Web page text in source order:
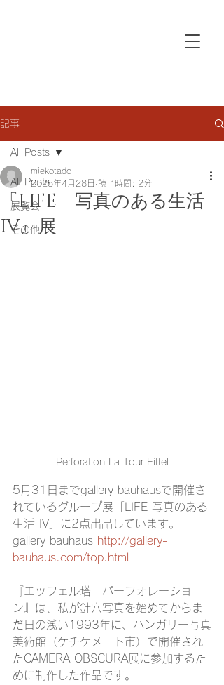
記事
All Posts
展覧会
その他
All Posts
『LIFE 写真のある生活
IV』展
miekotado
2025年4月28日 読了時間: 2分
Perforation La Tour Eiffel
5月31日までgallery bauhausで開催さ
れているグループ展「LIFE 写真のある
生活 IV」に2点出品しています。
gallery bauhaus http://gallery-
bauhaus.com/top.html
『エッフェル塔　パーフォレーショ
ン』は、私が針穴写真を始めてからま
だ日の浅い1993年に、ハンガリー写真
美術館（ケチケメート市）で開催され
たCAMERA OBSCURA展に参加するた
めに制作した作品です。